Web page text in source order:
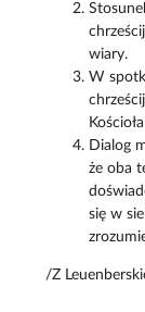
wiary.
W
Dialog
że oba
się w
/Z